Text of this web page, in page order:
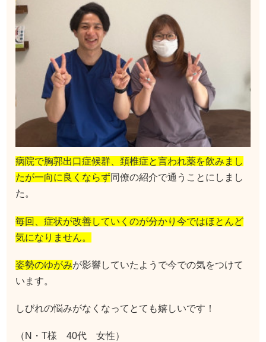
病院で胸郭出口症候群、頚椎症と言われ薬を飲みまし
たが一向に良くならず 同僚の紹介で通うことにしまし
た。
毎回、症状が改善していくのが分かり今ではほとんど
気になりません。
姿勢のゆがみが影響していたようで今での気をつけて
います。
しびれの悩みがなくなってとても嬉しいです！
（N・T様 40代 女性）